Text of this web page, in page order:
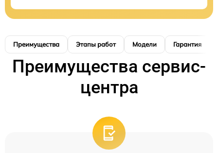
Преимущества Этапы работ Модели Гарантия
Преимущества сервис-
центра